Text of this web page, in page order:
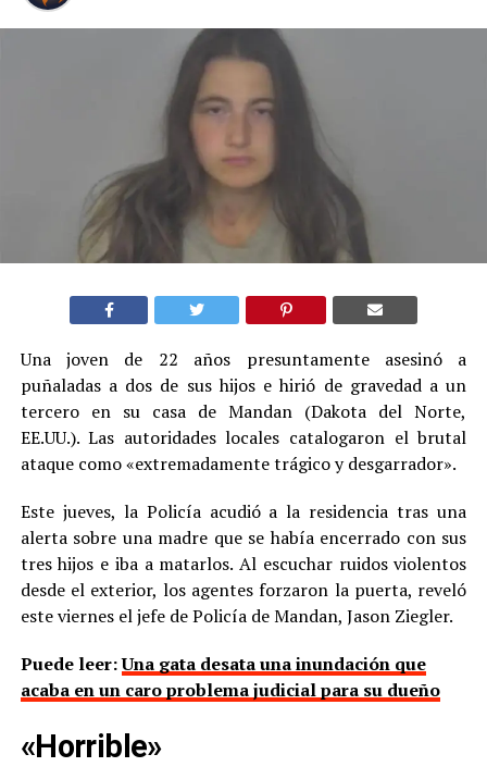
Una joven de 22 años presuntamente asesinó a
puñaladas a dos de sus hijos e hirió de gravedad a un
tercero en su casa de Mandan (Dakota del Norte,
EE.UU.). Las autoridades locales catalogaron el brutal
ataque como «extremadamente trágico y desgarrador».
Este jueves, la Policía acudió a la residencia tras una
alerta sobre una madre que se había encerrado con sus
tres hijos e iba a matarlos. Al escuchar ruidos violentos
desde el exterior, los agentes forzaron la puerta, reveló
este viernes el jefe de Policía de Mandan, Jason Ziegler.
Puede leer:Una gata desata una inundación que
acaba en un caro problema judicial para su dueño
«Horrible»